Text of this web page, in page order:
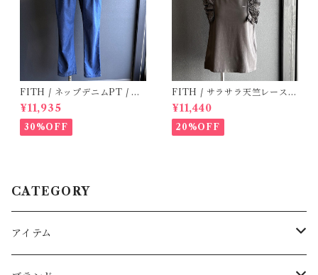
FITH / ネップデニムPT / サ
イズ2
¥11,935
30%OFF
FITH / サラサラ天竺レースT
シャツ (Black) / 145・155
¥11,440
20%OFF
CATEGORY
アイテム